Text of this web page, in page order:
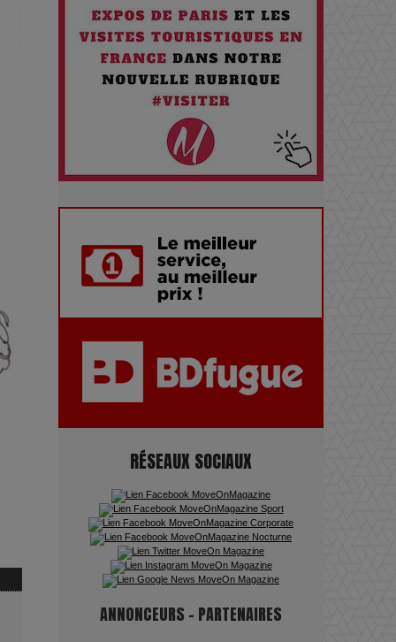
Santé quand on Roule toute la
Journée
Pourquoi les Petites
Entreprises Créatives Deviennent
les Cibles des Hackers
Quand l'Opéra Rencontre l'IA :
Lola Volonakis, l'Artiste du
Paradoxe qui Chante le Futur
Chien 51 - Quand l’IA prend le
pouvoir : une plongée dans un
futur troublant
Maïra Kerey, la “voix d’or du
Kazakhstan”, célèbre ses 30 ans
de carrière à la Salle Gaveau
Les dessous de la fast fashion
: un désastre écologique en
RÉSEAUX SOCIAUX
ANNONCEURS - PARTENAIRES